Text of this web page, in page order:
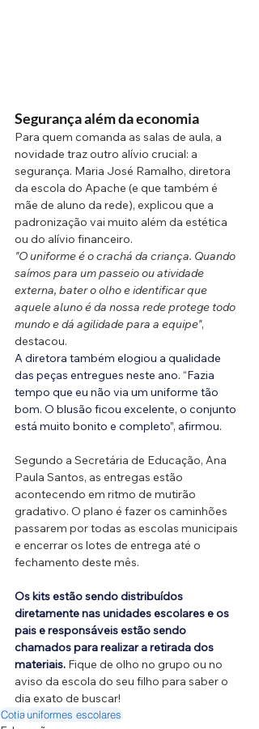
Segurança além da economia
Para quem comanda as salas de aula, a
novidade traz outro alívio crucial: a
segurança. Maria José Ramalho, diretora
da escola do Apache (e que também é
mãe de aluno da rede), explicou que a
padronização vai muito além da estética
ou do alívio financeiro.
"O uniforme é o crachá da criança. Quando
saímos para um passeio ou atividade
externa, bater o olho e identificar que
aquele aluno é da nossa rede protege todo
mundo e dá agilidade para a equipe",
destacou.
A diretora também elogiou a qualidade
das peças entregues neste ano. “Fazia
tempo que eu não via um uniforme tão
bom. O blusão ficou excelente, o conjunto
está muito bonito e completo”, afirmou.
Segundo a Secretária de Educação, Ana
Paula Santos, as entregas estão
acontecendo em ritmo de mutirão
gradativo. O plano é fazer os caminhões
passarem por todas as escolas municipais
e encerrar os lotes de entrega até o
fechamento deste mês.
Os kits estão sendo distribuídos
diretamente nas unidades escolares e os
pais e responsáveis estão sendo
chamados para realizar a retirada dos
materiais. Fique de olho no grupo ou no
aviso da escola do seu filho para saber o
dia exato de buscar!
Cotiauniformes escolares